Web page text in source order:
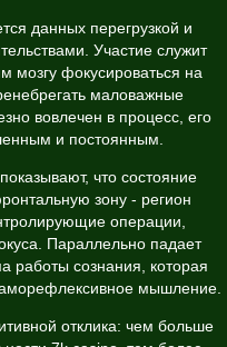
данных перегрузкой и
Участие служит
фокусироваться на
маловажные
вовлечен в процесс, его
и постоянным.
что состояние
зону - регион
операции,
Параллельно падает
работы сознания, которая
мышление.
отклика: чем больше